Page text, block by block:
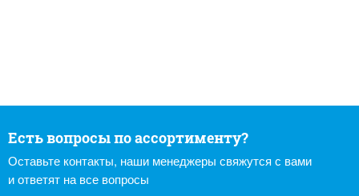
Есть вопросы по ассортименту?
Оставьте контакты, наши менеджеры свяжутся с вами
и ответят на все вопросы